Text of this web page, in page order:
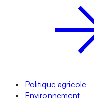
Politique agricole
Environnement